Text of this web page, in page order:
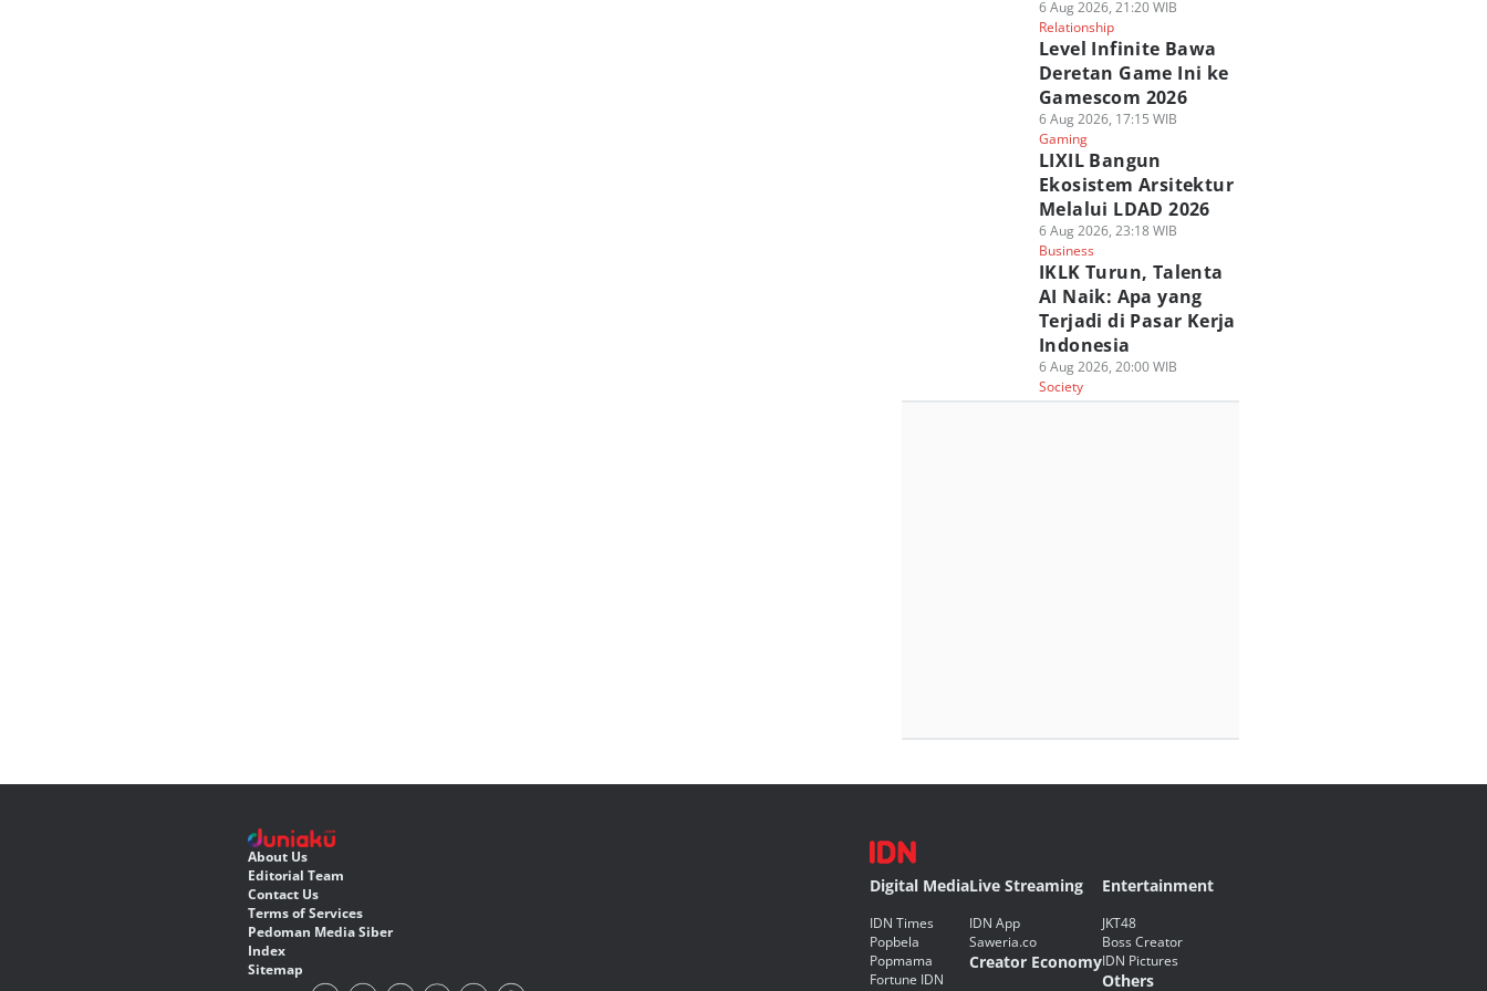
6 Aug 2026, 21:20 WIB
Relationship
Level Infinite Bawa
Deretan Game Ini ke
Gamescom 2026
6 Aug 2026, 17:15 WIB
Gaming
LIXIL Bangun
Ekosistem Arsitektur
Melalui LDAD 2026
6 Aug 2026, 23:18 WIB
Business
IKLK Turun, Talenta
AI Naik: Apa yang
Terjadi di Pasar Kerja
Indonesia
6 Aug 2026, 20:00 WIB
Society
About Us
Editorial Team
Contact Us
Terms of Services
Pedoman Media Siber
Index
Sitemap
Digital Media
IDN Times
Popbela
Popmama
Fortune IDN
Live Streaming
IDN App
Saweria.co
Creator Economy
Entertainment
JKT48
Boss Creator
IDN Pictures
Others